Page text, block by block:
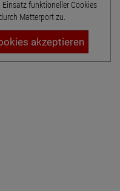
Einsatz funktioneller Cookies
Matterport zu.
akzeptieren